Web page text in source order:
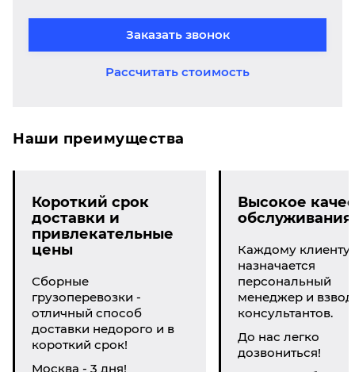
Заказать звонок
Рассчитать стоимость
Наши преимущества
Короткий срок
доставки и
привлекательные
цены
Сборные
грузоперевозки -
отличный способ
доставки недорого и в
короткий срок!
Москва - 3 дня!
Высокое
обслуживания
Каждому клиенту
назначается
персональный
менеджер и взвод
консультантов.
До нас легко
дозвониться!